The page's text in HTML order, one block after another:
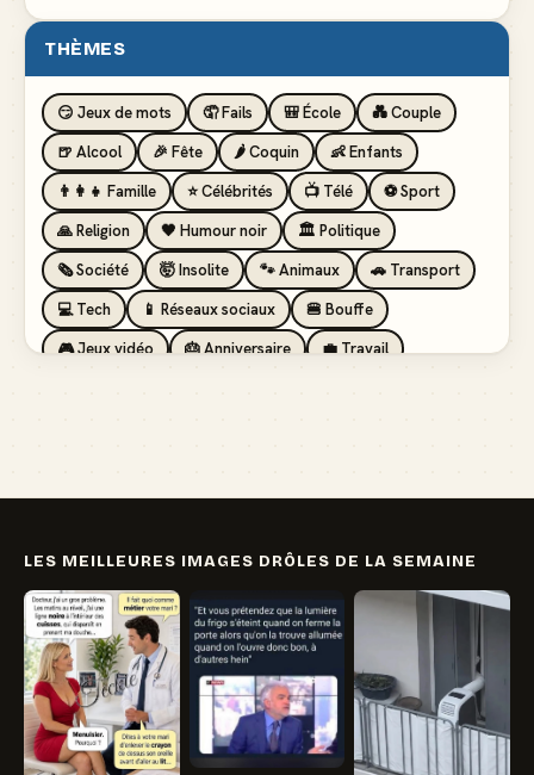
THÈMES
😏 Jeux de mots 🤦 Fails 🎒 École
💑 Couple
🍺 Alcool
🎉 Fête 🌶️ Coquin
👶 Enfants
👨‍👩‍👧 Famille
⭐ Célébrités 📺 Télé
⚽ Sport
🙏 Religion
🖤 Humour noir
🏛️ Politique
🗞️ Société
🤯 Insolite 🐾 Animaux
🚗 Transport
💻 Tech
📱 Réseaux sociaux
🍔 Bouffe
🎮 Jeux vidéo
🎂 Anniversaire
💼 Travail
LES MEILLEURES IMAGES DRÔLES DE LA SEMAINE